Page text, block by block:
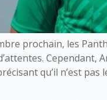
prochain, les
Cependant,
qu’il n’est